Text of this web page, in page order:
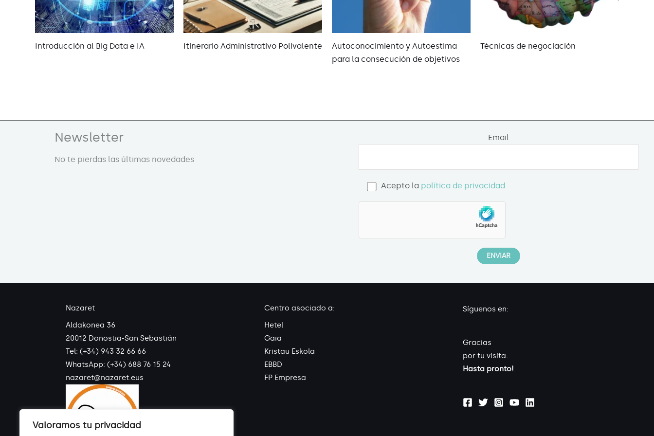
Valoramos tu privacidad
Introducción al Big Data e IA Itinerario Administrativo Polivalente
Autoconocimiento y Autoestima
para la consecución de objetivos
Técnicas de negociación
Newsletter
No te pierdas las últimas novedades
Email
Acepto la política de privacidad
Nazaret
Aldakonea 36
20012 Donostia-San Sebastián
Tel: (+34) 943 32 66 66
WhatsApp: (+34) 688 76 15 24
nazaret@nazaret.eus
Centro asociado a:
Hetel
Gaia
Kristau Eskola
EBBD
FP Empresa
Síguenos en:
Gracias
por tu visita.
Hasta pronto!